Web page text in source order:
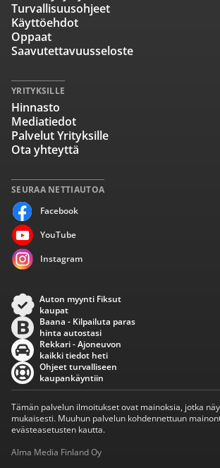
SEURAA NETTIAUTOA
Facebook
YouTube
Instagram
Turvallisuusohjeet
Käyttöehdot
Oppaat
Saavutettavuusseloste
YRITYKSILLE
Hinnasto
Mediatiedot
Palvelut Yrityksille
Ota yhteyttä
Auton myynti Fiksut
kaupat
Baana - Kilpailuta paras
hinta autostasi
Rekkari - Ajoneuvon
kaikki tiedot heti
Ohjeet turvalliseen
kaupankäyntiin
Tämän palvelun ilmoitukset ovat mainoksia, jotka
mukaisesti. Muuhun palvelun kohdennettuun
evästeasetusten kautta.
Alma Media Finland Oy